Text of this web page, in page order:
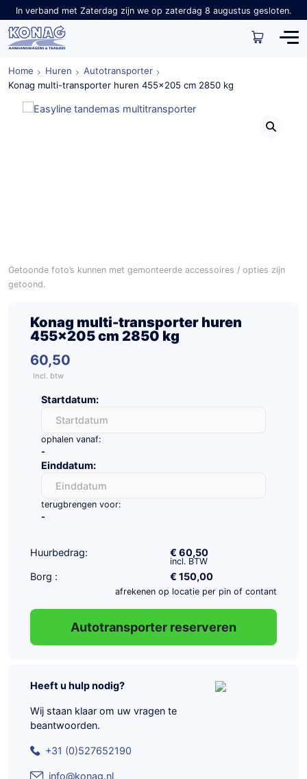
In verband met Zaterdag zijn we op zaterdag 8 augustus gesloten.
Home Huren
Autotransporter
Konag multi-transporter huren 455×205 cm 2850 kg
Getoonde foto’s kunnen met gemonteerde accessoires / opties zijn
getoond.
Konag multi-transporter huren
455×205 cm 2850 kg
60,50
Incl. btw
Startdatum:
ophalen vanaf:
-
Einddatum:
terugbrengen voor:
-
Huurbedrag: € 60,50
incl. BTW
Borg : € 150,00
afrekenen op locatie per pin of contant
Autotransporter reserveren
Heeft u hulp nodig?
Wij staan klaar om uw vragen te
beantwoorden.
+31 (0)527652190
info@konag.nl